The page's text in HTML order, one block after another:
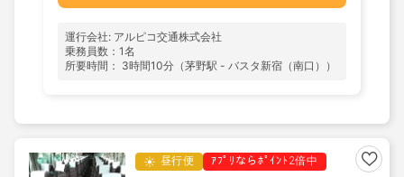
運行会社: アルピコ交通株式会社
乗務員数：1名
所要時間： 3時間10分（茅野駅 - バスタ新宿（南口））
昼行便 ｱﾌﾟﾘならﾎﾟｲﾝﾄ2倍中